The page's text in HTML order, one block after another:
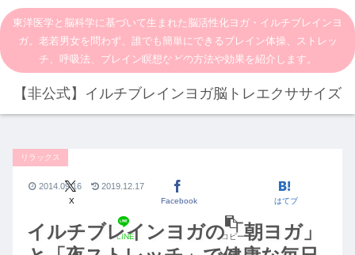
東洋医学と脳科学に基づいて生まれた脳活性化ヨガ・イルチブレインヨ
ガ。老若男女を問わず、誰でも簡単にできるブレイン体操、ストレッ
チ、呼吸法、ブレイン瞑想などの方法や効果を紹介します。
【非公式】イルチブレインヨガ脳トレエクササイズ
イルチブレインヨガの「朝ヨガ」
リラックス
X Facebook はてブ
LINE コピー
2014.09.16 2019.12.17